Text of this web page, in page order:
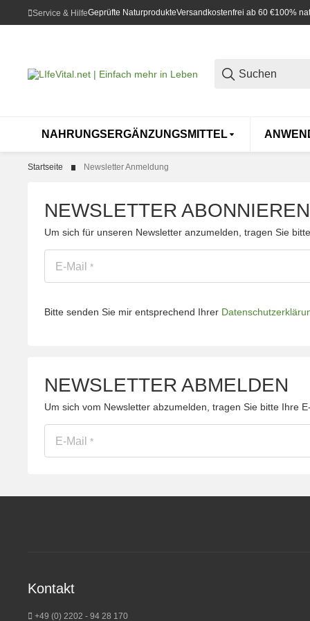
Service & HilfeGeprüfte NaturprodukteVersandkostenfrei ab 60 €100%
NAHRUNGSERGÄNZUNGSMITTEL
Startseite Newsletter Anmeldung
NEWSLETTER
Um sich für unseren Newsletter anzumelden, tragen Sie
E-Mail *
Bitte senden Sie mir entsprechend Ihrer
NEWSLETTER ABMELDEN
Um sich vom Newsletter abzumelden, tragen Sie bitte Ihre
E-Mail *
Kontakt
+49 (0) 2202 - 94 28 170